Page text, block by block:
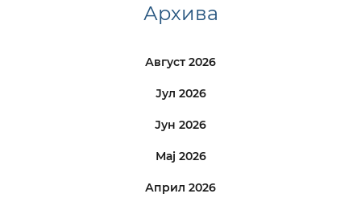
Архива
Август 2026
Јул 2026
Јун 2026
Мај 2026
Април 2026